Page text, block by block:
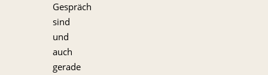
Gespräch
sind
und
auch
gerade